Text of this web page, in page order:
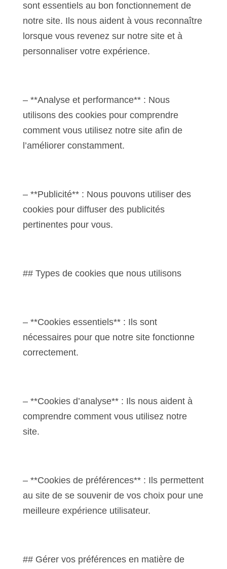
sont essentiels au bon fonctionnement de
notre site. Ils nous aident à vous reconnaître
lorsque vous revenez sur notre site et à
personnaliser votre expérience.
– **Analyse et performance** : Nous
utilisons des cookies pour comprendre
comment vous utilisez notre site afin de
l’améliorer constamment.
– **Publicité** : Nous pouvons utiliser des
cookies pour diffuser des publicités
pertinentes pour vous.
## Types de cookies que nous utilisons
– **Cookies essentiels** : Ils sont
nécessaires pour que notre site fonctionne
correctement.
– **Cookies d’analyse** : Ils nous aident à
comprendre comment vous utilisez notre
site.
– **Cookies de préférences** : Ils permettent
au site de se souvenir de vos choix pour une
meilleure expérience utilisateur.
## Gérer vos préférences en matière de